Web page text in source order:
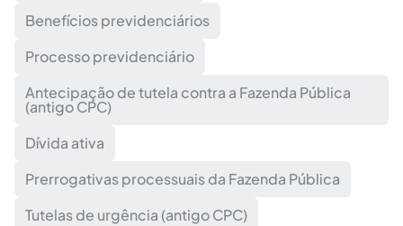
Benefícios previdenciários
Processo previdenciário
Antecipação de tutela contra a Fazenda Pública
(antigo CPC)
Dívida ativa
Prerrogativas processuais da Fazenda Pública
Tutelas de urgência (antigo CPC)